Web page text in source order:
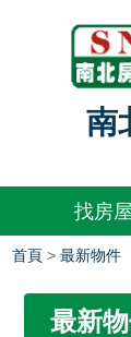
南
找房屋
首頁 >最新物件
最新